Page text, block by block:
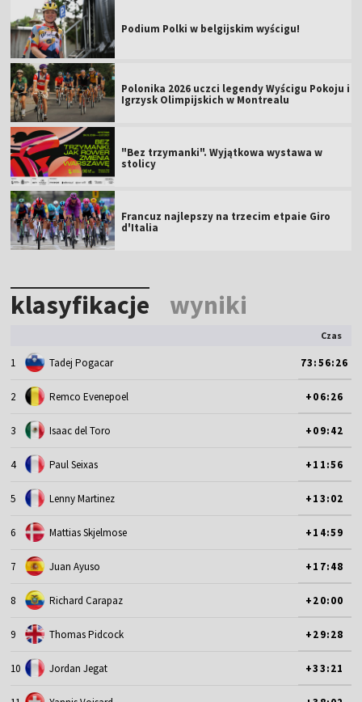
Podium Polki w belgijskim wyścigu!
Polonika 2026 uczci legendy Wyścigu Pokoju i
Igrzysk Olimpijskich w Montrealu
"Bez trzymanki". Wyjątkowa wystawa w
stolicy
Francuz najlepszy na trzecim etpaie Giro
d'Italia
klasyfikacje wyniki
Czas
1 Tadej Pogacar 73:56:26
2 Remco Evenepoel +06:26
3 Isaac del Toro +09:42
4 Paul Seixas +11:56
5 Lenny Martinez +13:02
6 Mattias Skjelmose +14:59
7 Juan Ayuso +17:48
8 Richard Carapaz +20:00
9 Thomas Pidcock +29:28
10 Jordan Jegat +33:21